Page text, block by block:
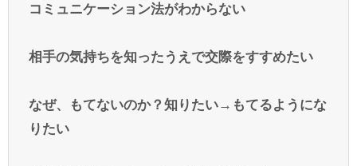
コミュニケーション法がわからない
相手の気持ちを知ったうえで交際をすすめたい
なぜ、もてないのか？知りたい→もてるようにな
りたい